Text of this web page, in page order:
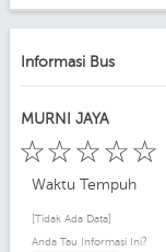
Informasi Bus
MURNI JAYA
☆
☆
☆
☆
☆
Waktu Tempuh
[Tidak Ada Data]
Anda Tau Informasi Ini?